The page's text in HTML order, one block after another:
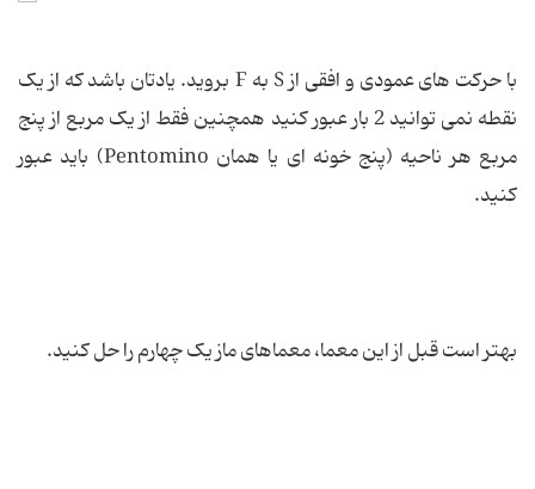
با حرکت های عمودی و افقی از S به F بروید. یادتان باشد که از یک
نقطه نمی توانید 2 بار عبور کنید همچنین فقط از یک مربع از پنج
مربع هر ناحیه (پنج خونه ای یا همان Pentomino) باید عبور
کنید.
بهتر است قبل از این معما، معماهای ماز یک چهارم را حل کنید.